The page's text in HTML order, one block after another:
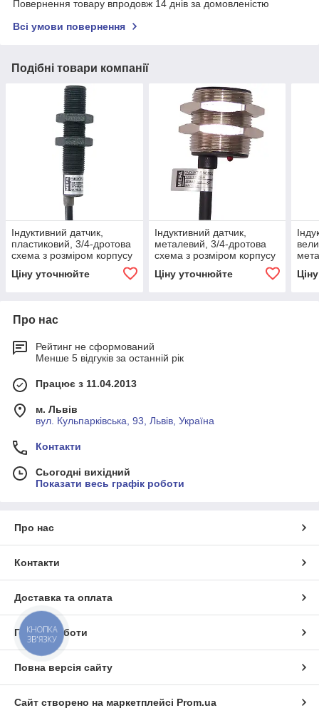
Повернення товару впродовж 14 днів за домовленістю
Всі умови повернення
Подібні товари компанії
Індуктивний датчик,
пластиковий, 3/4-дротова
схема з розміром корпусу
Ціну уточнюйте
Індуктивний датчик,
металевий, 3/4-дротова
схема з розміром корпусу
Ціну уточнюйте
Про нас
Рейтинг не сформований
Менше 5 відгуків за останній рік
Працює з 11.04.2013
м. Львів
вул. Кульпарківська, 93, Львів, Україна
Контакти
Сьогодні вихідний
Показати весь графік роботи
Про нас
Контакти
Доставка та оплата
Графік роботи
Повна версія сайту
Сайт створено на маркетплейсі Prom.ua
КНОПКА
ЗВ'ЯЗКУ